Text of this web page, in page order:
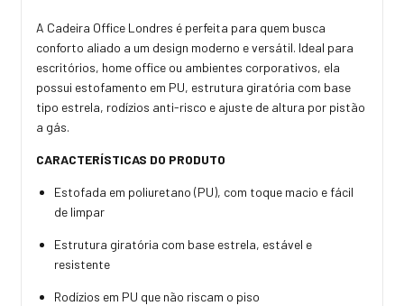
A Cadeira Office Londres é perfeita para quem busca
conforto aliado a um design moderno e versátil. Ideal para
escritórios, home office ou ambientes corporativos, ela
possui estofamento em PU, estrutura giratória com base
tipo estrela, rodízios anti-risco e ajuste de altura por pistão
a gás.
CARACTERÍSTICAS DO PRODUTO
Estofada em poliuretano (PU), com toque macio e fácil
de limpar
Estrutura giratória com base estrela, estável e
resistente
Rodízios em PU que não riscam o piso